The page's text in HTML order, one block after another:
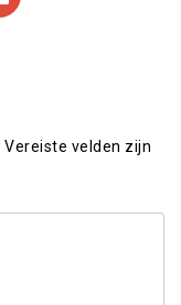
Vereiste velden zijn